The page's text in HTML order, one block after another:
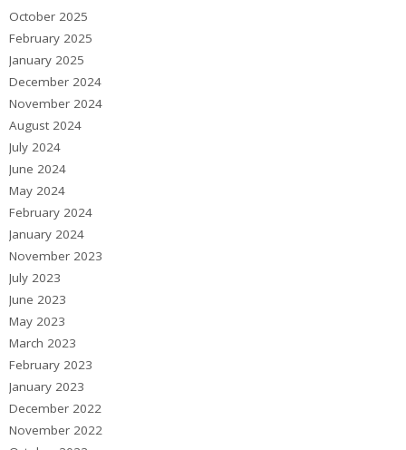
October 2025
February 2025
January 2025
December 2024
November 2024
August 2024
July 2024
June 2024
May 2024
February 2024
January 2024
November 2023
July 2023
June 2023
May 2023
March 2023
February 2023
January 2023
December 2022
November 2022